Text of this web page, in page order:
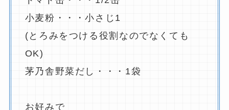
小麦粉・・・小さじ1
(とろみをつける役割なのでなくても
OK)
茅乃舎野菜だし・・・1袋
お好みで